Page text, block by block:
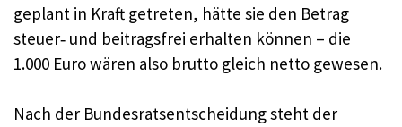
geplant in Kraft getreten, hätte sie den Betrag
steuer‑ und beitragsfrei erhalten können – die
1.000 Euro wären also brutto gleich netto gewesen.
Nach der Bundesratsentscheidung steht der